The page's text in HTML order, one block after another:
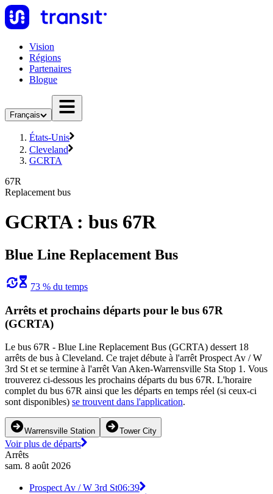
Vision
Régions
Partenaires
Blogue
Français
États-Unis
Cleveland
GCRTA
67R
Replacement bus
GCRTA : bus 67R
Blue Line Replacement Bus
73 % du temps
Arrêts et prochains départs pour le bus 67R
(GCRTA)
Le bus 67R - Blue Line Replacement Bus (GCRTA) dessert 18
arrêts de bus à Cleveland. Ce trajet débute à l'arrêt Prospect Av / W
3rd St et se termine à l'arrêt Van Aken-Warrensville Sta Stop 1. Vous
trouverez ci-dessous les prochains départs du bus 67R. L'horaire
complet du bus 67R ainsi que les départs en temps réel (si ceux-ci
sont disponibles) se trouvent dans l'application.
Warrensville Station Tower City
Voir plus de départs
Arrêts
sam. 8 août 2026
Prospect Av / W 3rd St06:39